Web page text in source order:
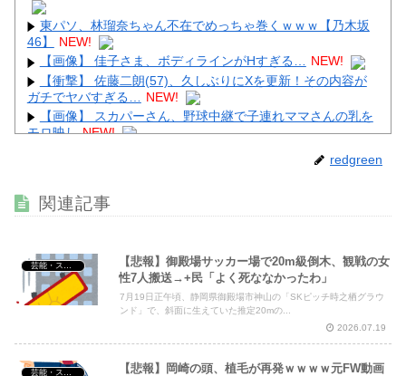
東パソ、林瑠奈ちゃん不在でめっちゃ巻くｗｗｗ【乃木坂
46】
NEW!
【画像】 佳子さま、ボディラインがHすぎる… NEW!
【衝撃】 佐藤二朗(57)、久しぶりにXを更新！その内容が
ガチでヤバすぎる…
NEW!
【画像】 スカパーさん、野球中継で子連れママさんの乳を
モロ映し NEW!
すぎるｗｗｗｗｗｗ
Powered by livedoor 相互RSS
redgreen
関連記事
【悲報】御殿場サッカー場で20m級倒木、観戦の女
性7人搬送→+民「よく死ななかったわ」
7月19日正午頃、静岡県御殿場市神山の「SKピッチ時之栖グラウ
ンド」で、斜面に生えていた推定20mの...
2026.07.19
【悲報】岡崎の頭、植毛が再発ｗｗｗｗ元FW動画